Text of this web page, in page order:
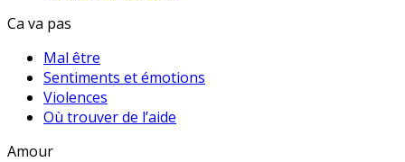
Ca va pas
Mal être
Sentiments et émotions
Violences
Où trouver de l’aide
Amour